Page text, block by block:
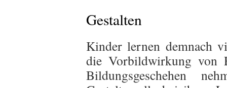
Gestalten
Kinder lernen demnach
die Vorbildwirkung von
Bildungsgeschehen